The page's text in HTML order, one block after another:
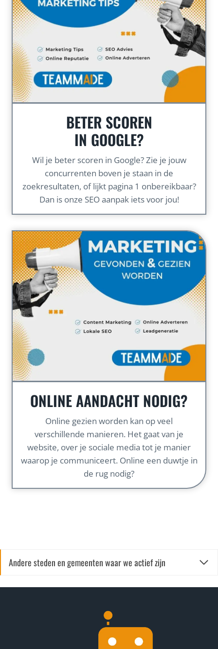
BETER SCOREN
IN GOOGLE?
Wil je beter scoren in Google? Zie je jouw
concurrenten boven je staan in de
zoekresultaten, of lijkt pagina 1 onbereikbaar?
Dan is onze SEO aanpak iets voor jou!
ONLINE AANDACHT NODIG?
Online gezien worden kan op veel
verschillende manieren. Het gaat van je
website, over je sociale media tot je manier
waarop je communiceert. Online een duwtje in
de rug nodig?
Andere steden en gemeenten waar we actief zijn